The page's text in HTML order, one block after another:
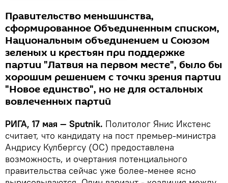
Правительство меньшинства,
сформированное Объединенным списком,
Национальным объединением и Союзом
зеленых и крестьян при поддержке
партии "Латвия на первом месте", было бы
хорошим решением с точки зрения партии
"Новое единство", но не для остальных
вовлеченных партий
РИГА, 17 мая — Sputnik. Политолог Янис Икстенс
считает, что кандидату на пост премьер-министра
Андрису Кулбергсу (ОС) предоставлена
возможность, и очертания потенциального
правительства сейчас уже более-менее ясно